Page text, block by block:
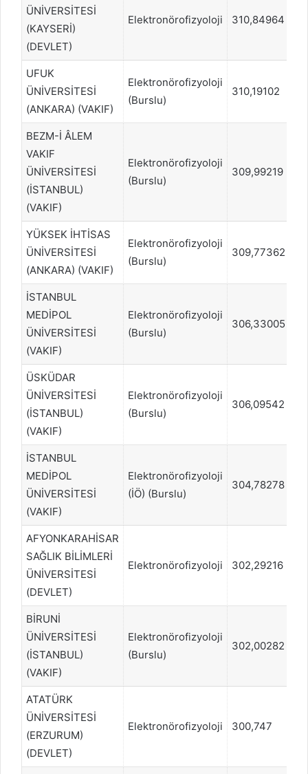
ÜNİVERSİTESİ
(KAYSERİ)
(DEVLET)
Elektronörofizyoloji 310,84964
UFUK
ÜNİVERSİTESİ
(ANKARA) (VAKIF)
Elektronörofizyoloji
(Burslu)
310,19102
BEZM-İ ÂLEM
VAKIF
ÜNİVERSİTESİ
(İSTANBUL)
(VAKIF)
Elektronörofizyoloji
(Burslu)
309,99219
YÜKSEK İHTİSAS
ÜNİVERSİTESİ
(ANKARA) (VAKIF)
Elektronörofizyoloji
(Burslu)
309,77362
İSTANBUL
MEDİPOL
ÜNİVERSİTESİ
(VAKIF)
Elektronörofizyoloji
(Burslu)
306,33005
ÜSKÜDAR
ÜNİVERSİTESİ
(İSTANBUL)
(VAKIF)
Elektronörofizyoloji
(Burslu)
306,09542
İSTANBUL
MEDİPOL
ÜNİVERSİTESİ
(VAKIF)
Elektronörofizyoloji
(İÖ) (Burslu)
304,78278
AFYONKARAHİSAR
SAĞLIK BİLİMLERİ
ÜNİVERSİTESİ
(DEVLET)
Elektronörofizyoloji 302,29216
BİRUNİ
ÜNİVERSİTESİ
(İSTANBUL)
(VAKIF)
Elektronörofizyoloji
(Burslu)
302,00282
ATATÜRK
ÜNİVERSİTESİ
(ERZURUM)
(DEVLET)
Elektronörofizyoloji 300,747